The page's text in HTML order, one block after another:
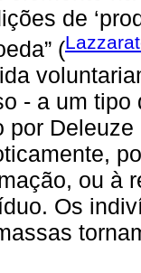
de
(
- a um
por
ou à
Os